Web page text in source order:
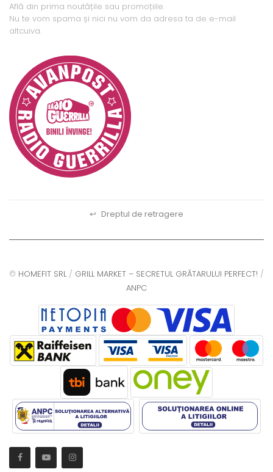
Află din prima noutățile sau promoțiile.
Nu te vom spama și nici nu vom da adresa ta de e-mail
altcuiva.
↩ Dreptul de retragere
© HOMEFIT SRL/ GRILL MARKET – SECRETUL GRĂTARULUI PERFECT! /
ANPC